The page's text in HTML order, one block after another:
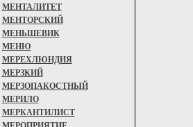
МЕНТАЛИТЕТ
МЕНТОРСКИЙ
МЕНЬШЕВИК
МЕНЮ
МЕРЕХЛЮНДИЯ
МЕРЗКИЙ
МЕРЗОПАКОСТНЫЙ
МЕРИЛО
МЕРКАНТИЛИСТ